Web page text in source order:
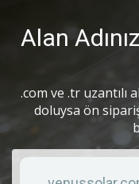
Alan
.com ve .tr uzantılı
doluysa ön
Anahtar kelime